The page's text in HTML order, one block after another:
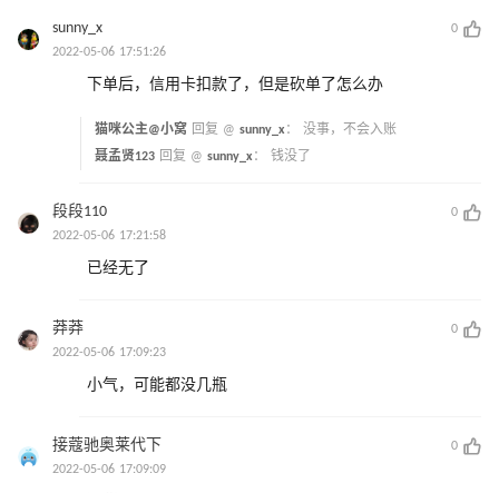
sunny_x
0
2022-05-06 17:51:26
下单后，信用卡扣款了，但是砍单了怎么办
猫咪公主@小窝 回复 @ sunny_x： 没事，不会入账
聂孟贤123 回复 @ sunny_x： 钱没了
段段110
0
2022-05-06 17:21:58
已经无了
莽莽
0
2022-05-06 17:09:23
小气，可能都没几瓶
接蔻驰奥莱代下
0
2022-05-06 17:09:09